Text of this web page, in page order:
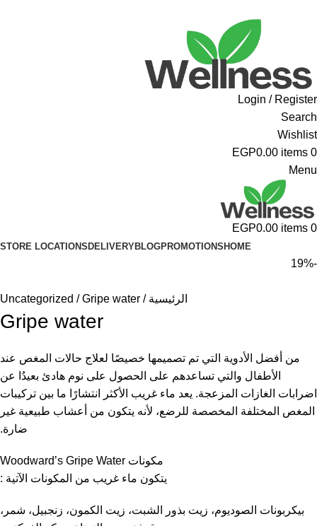
Login / Register
Search
Wishlist
0
items
EGP0.00
Menu
0
items
EGP0.00
HOME
PROMOTIONS
BLOG
DELIVERY
STORE LOCATIONS
-19%
الرئيسية Uncategorized Gripe water
Gripe water
من أفضل الأدوية التي تم تصميمها خصيصًا لعلاج حالات المغص عند
الأطفال والتي تساعدهم على الحصول على نوم هادئ بعيدُا عن
اضرابات الغازات المزعجة. يعد ماء غريب الأكثر انتشارًا ما بين تركيبات
المغص المختلفة المخصصة للرضع، لأنه يتكون من أعشاب طبيعية غير
ضارة.
مكونات Woodward’s Gripe Water
يتكون ماء غريب من المكونات الآتية :
بيكربونات الصوديوم، زيت بذور الشبت، زيت الكمون، زنجبيل، شمر،